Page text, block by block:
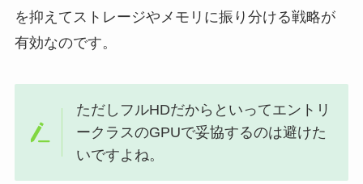
を抑えてストレージやメモリに振り分ける戦略が
有効なのです。
ただしフルHDだからといってエントリ
ークラスのGPUで妥協するのは避けた
いですよね。